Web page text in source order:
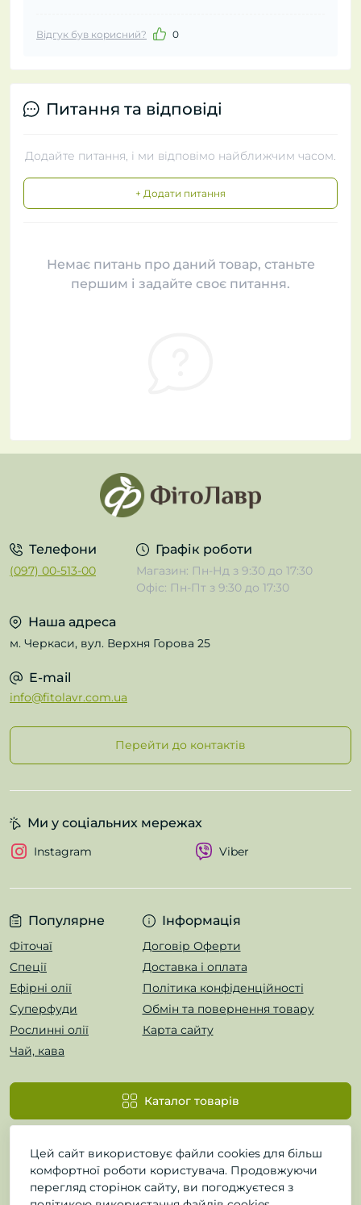
Відгук був корисний? 0
Питання та відповіді
Додайте питання, і ми відповімо найближчим часом.
+ Додати питання
Немає питань про даний товар, станьте
першим і задайте своє питання.
Телефони
(097) 00-513-00
Графік роботи
Магазин: Пн-Нд з 9:30 до 17:30
Офіс: Пн-Пт з 9:30 до 17:30
Наша адреса
м. Черкаси, вул. Верхня Горова 25
E-mail
info@fitolavr.com.ua
Перейти до контактів
Популярне
Фіточаї
Спеції
Ефірні олії
Суперфуди
Рослинні олії
Чай, кава
Інформація
Договір Оферти
Доставка і оплата
Політика конфіденційності
Обмін та повернення товару
Карта сайту
Каталог товарів
Ми у соціальних мережах
Instagram Viber
Цей сайт використовує файли cookies для більш
комфортної роботи користувача. Продовжуючи
перегляд сторінок сайту, ви погоджуєтеся з